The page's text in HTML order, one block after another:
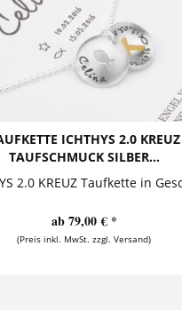
ICHTHYS 2.0 KREUZ
TAUFSCHMUCK SILBER...
ab 79,00 € *
(Preis inkl. MwSt. zzgl. Versand)